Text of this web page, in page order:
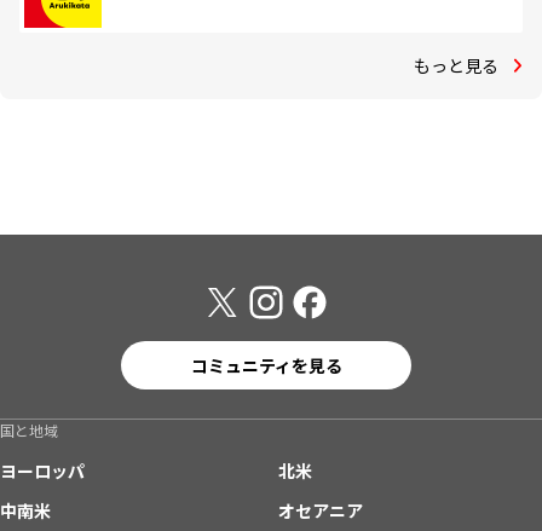
もっと見る
コミュニティを見る
国と地域
ヨーロッパ
北米
中南米
オセアニア